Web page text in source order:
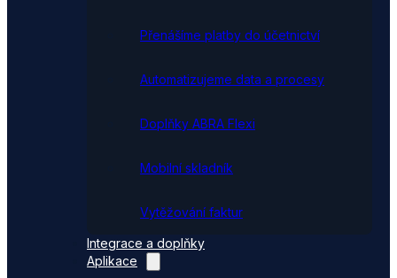
Přenášíme platby do účetnictví
Automatizujeme data a procesy
Doplňky ABRA Flexi
Mobilní skladník
Vytěžování faktur
Integrace a doplňky
Aplikace